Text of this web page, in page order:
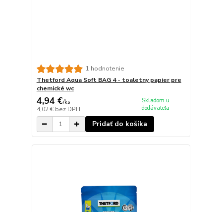
1 hodnotenie
Thetford Aqua Soft BAG 4 - toaletny papier pre
chemické wc
4,94 €/ks
4,02 € bez DPH
Skladom u
dodávateľa
Pridať do košíka